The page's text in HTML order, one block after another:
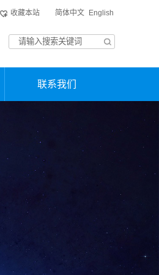
收藏本站 简体中文 English
联系我们